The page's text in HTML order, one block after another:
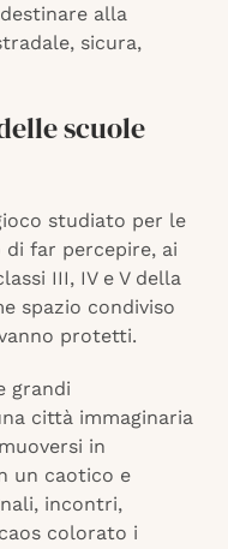
alla
sicura,
scuole
studiato per le
di far percepire, ai
III, IV e V della
spazio condiviso
protetti.
grandi
città immaginaria
in
un caotico e
incontri,
colorato i